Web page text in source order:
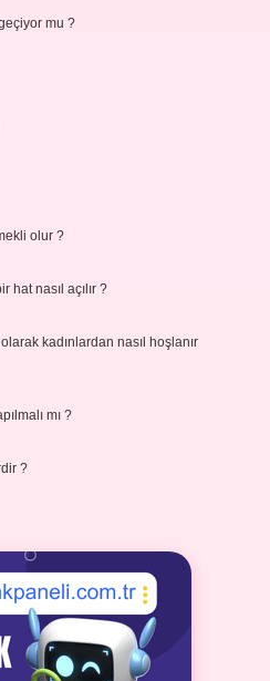
mu ?
olur ?
hat nasıl açılır ?
kadınlardan nasıl hoşlanır
mı ?
?